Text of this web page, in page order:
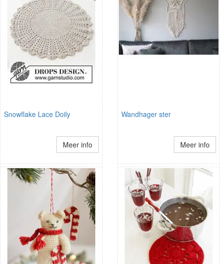
Snowflake Lace Doily
Meer info
Wandhager ster
Meer info